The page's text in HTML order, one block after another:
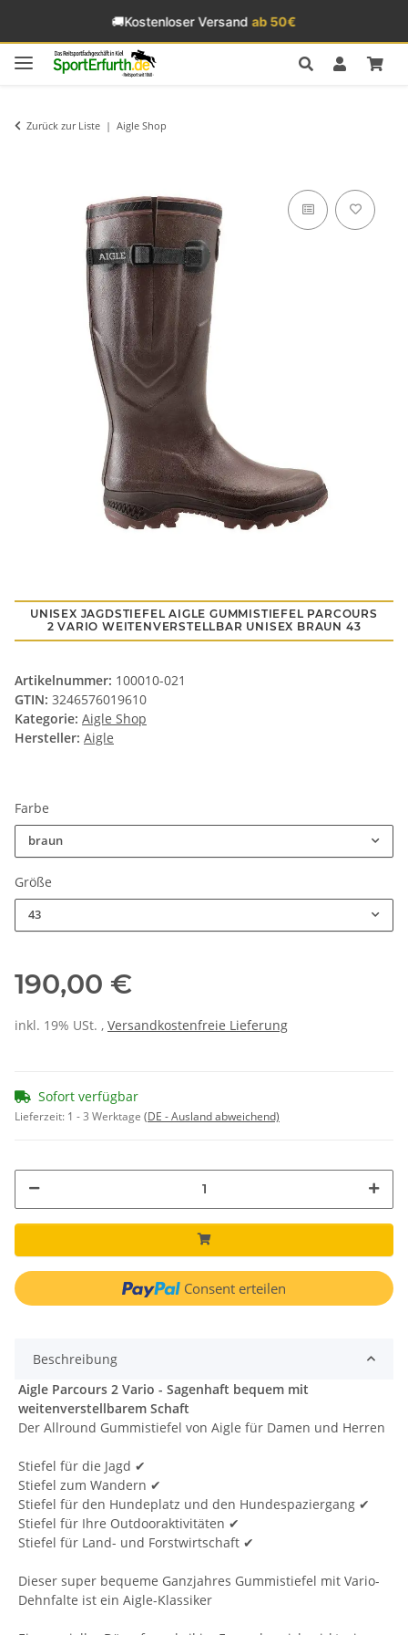
🚚Kostenloser Versandab 50€
Zurück zur Liste Aigle Shop
UNISEX JAGDSTIEFEL AIGLE GUMMISTIEFEL PARCOURS
2 VARIO WEITENVERSTELLBAR UNISEX BRAUN 43
Artikelnummer: 100010-021
GTIN: 3246576019610
Kategorie: Aigle Shop
Hersteller: Aigle
Farbe
braun
Größe
43
190,00 €
inkl. 19% USt. , Versandkostenfreie Lieferung
Sofort verfügbar
Lieferzeit: 1 - 3 Werktage (DE - Ausland abweichend)
Consent erteilen
Beschreibung
Aigle Parcours 2 Vario - Sagenhaft bequem mit
weitenverstellbarem Schaft
Der Allround Gummistiefel von Aigle für Damen und Herren
Stiefel für die Jagd ✔
Stiefel zum Wandern ✔
Stiefel für den Hundeplatz und den Hundespaziergang ✔
Stiefel für Ihre Outdooraktivitäten ✔
Stiefel für Land- und Forstwirtschaft ✔
Dieser super bequeme Ganzjahres Gummistiefel mit Vario-
Dehnfalte ist ein Aigle-Klassiker